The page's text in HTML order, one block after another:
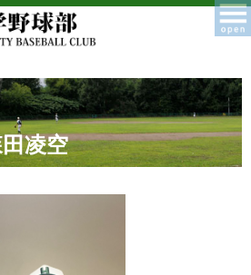
凌空